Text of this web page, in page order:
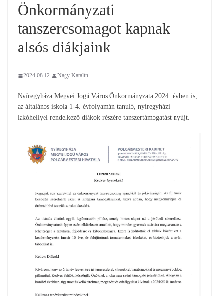
Önkormányzati
tanszercsomagot kapnak
alsós diákjaink
2024.08.12. Nagy Katalin
Nyíregyháza Megyei Jogú Város Önkormányzata 2024. évben is,
az általános iskola 1-4. évfolyamán tanuló, nyíregyházi
lakóhellyel rendelkező diákok részére tanszertámogatást nyújt.